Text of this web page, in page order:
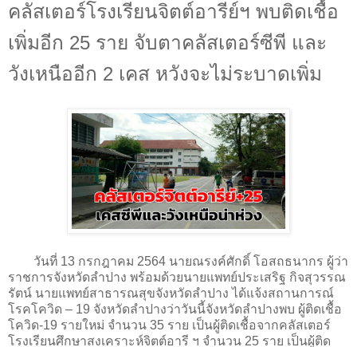
คลัสเตอร์โรงเรียนจิตต์อารีย์ฯ พบติดเชื้อ
เพิ่มอีก 25 ราย จับตาคลัสเตอร์ซีพี และ
วังเหนืออีก 2 เคส หวังจะไม่ระบาดเพิ่ม
วันที่ 13 กรกฎาคม 2564 นายณรงค์ศักดิ์ โอสถธนากร ผู้ว่า
ราชการจังหวัดลำปาง พร้อมด้วยนายแพทย์ประเสริฐ กิจสุวรรณ
รัตน์ นายแพทย์สาธารณสุขจังหวัดลำปาง ได้แจ้งสถานการณ์
โรคโควิด – 19 จังหวัดลำปางว่าวันนี้จังหวัดลำปางพบ ผู้ติดเชื้อ
โควิด-19 รายใหม่ จำนวน 35 ราย เป็นผู้ติดเชื้อจากคลัสเตอร์
โรงเรียนศึกษาสงเคราะห์จิตต์อารี ฯ จำนวน 25 ราย เป็นผู้ติด